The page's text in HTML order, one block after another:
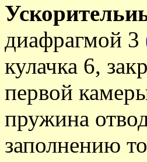
диафрагмой 3
кулачка 6,
первой
пружина
заполнению